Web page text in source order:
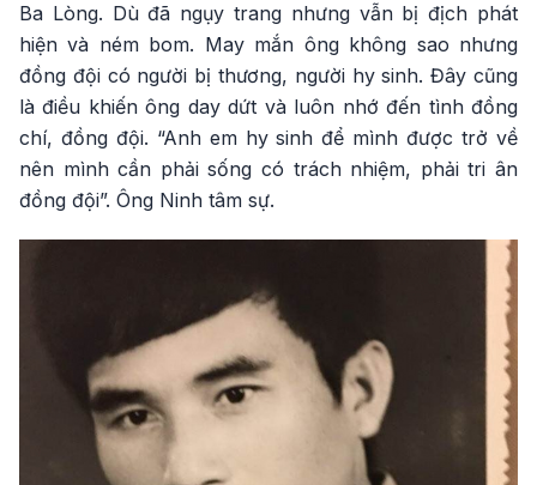
Ba Lòng. Dù đã ngụy trang nhưng vẫn bị địch phát
hiện và ném bom. May mắn ông không sao nhưng
đồng đội có người bị thương, người hy sinh. Đây cũng
là điều khiến ông day dứt và luôn nhớ đến tình đồng
chí, đồng đội. “Anh em hy sinh để mình được trở về
nên mình cần phải sống có trách nhiệm, phải tri ân
đồng đội”. Ông Ninh tâm sự.